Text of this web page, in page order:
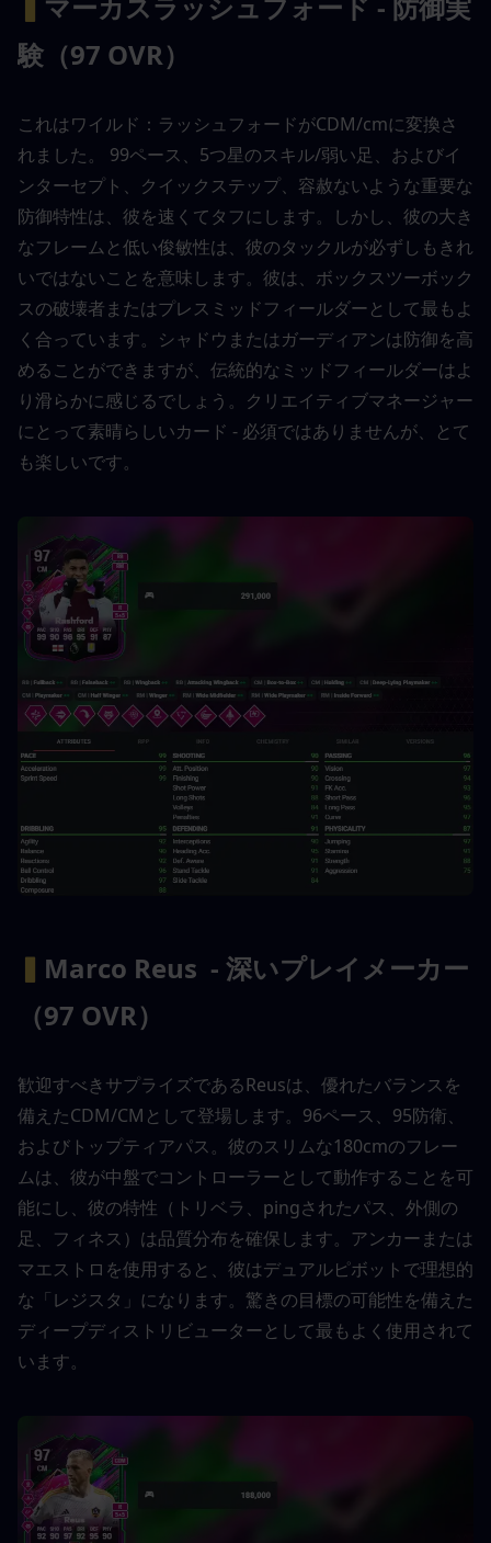
験（97 OVR）
これはワイルド：ラッシュフォードがCDM/cmに変換さ
れました。 99ペース、5つ星のスキル/弱い足、およびイ
ンターセプト、クイックステップ、容赦ないような重要な
防御特性は、彼を速くてタフにします。しかし、彼の大き
なフレームと低い俊敏性は、彼のタックルが必ずしもきれ
いではないことを意味します。彼は、ボックスツーボック
スの破壊者またはプレスミッドフィールダーとして最もよ
く合っています。シャドウまたはガーディアンは防御を高
めることができますが、伝統的なミッドフィールダーはよ
り滑らかに感じるでしょう。クリエイティブマネージャー
にとって素晴らしいカード - 必須ではありませんが、とて
も楽しいです。
▍ Marco Reus  - 深いプレイメーカー
（97 OVR）
歓迎すべきサプライズであるReusは、優れたバランスを
備えたCDM/CMとして登場します。96ペース、95防衛、
およびトップティアパス。彼のスリムな180cmのフレー
ムは、彼が中盤でコントローラーとして動作することを可
能にし、彼の特性（トリベラ、pingされたパス、外側の
足、フィネス）は品質分布を確保します。アンカーまたは
マエストロを使用すると、彼はデュアルピボットで理想的
な「レジスタ」になります。驚きの目標の可能性を備えた
ディープディストリビューターとして最もよく使用されて
います。